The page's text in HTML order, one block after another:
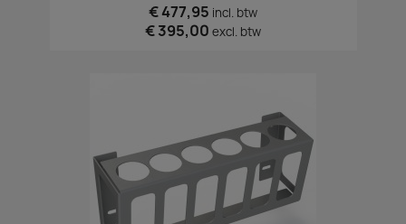
€ 477,95 incl. btw
€ 395,00 excl. btw